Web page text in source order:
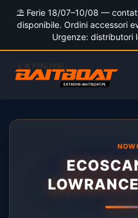
⛱️ Ferie 18/07–10/08 —
disponibile. Ordini accessori
Urgenze: distributori
al
contenuto